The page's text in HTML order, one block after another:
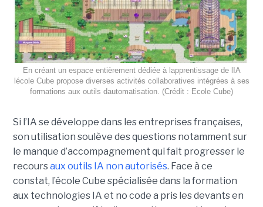
En créant un espace entièrement dédiée à lapprentissage de lIA
lécole Cube propose diverses activités collaboratives intégrées à ses
formations aux outils dautomatisation. (Crédit : Ecole Cube)
Si l’IA se développe dans les entreprises françaises,
son utilisation soulève des questions notamment sur
le manque d’accompagnement qui fait progresser le
recoursaux outils IA non autorisés. Face à ce
constat, l’école Cube spécialisée dans la formation
aux technologies IA et no code a pris les devants en